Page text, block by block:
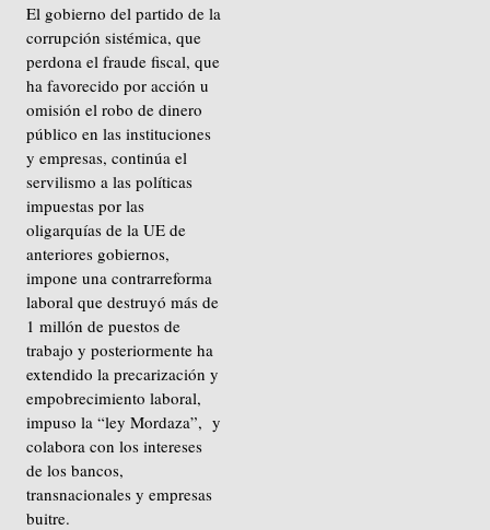
El gobierno del partido de la
corrupción sistémica, que
perdona el fraude fiscal, que
ha favorecido por acción u
omisión el robo de dinero
público en las instituciones
y empresas, continúa el
servilismo a las políticas
impuestas por las
oligarquías de la UE de
anteriores gobiernos,
impone una contrarreforma
laboral que destruyó más de
1 millón de puestos de
trabajo y posteriormente ha
extendido la precarización y
empobrecimiento laboral,
impuso la “ley Mordaza”, y
colabora con los intereses
de los bancos,
transnacionales y empresas
buitre.